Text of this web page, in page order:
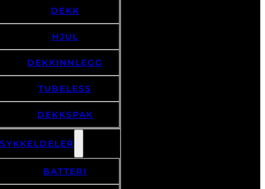
DEKK
HJUL
DEKKINNLEGG
TUBELESS
DEKKSPAK
BATTERI